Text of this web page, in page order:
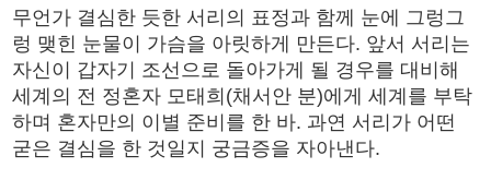
무언가 결심한 듯한 서리의 표정과 함께 눈에 그렁그
렁 맺힌 눈물이 가슴을 아릿하게 만든다. 앞서 서리는
자신이 갑자기 조선으로 돌아가게 될 경우를 대비해
세계의 전 정혼자 모태희(채서안 분)에게 세계를 부탁
하며 혼자만의 이별 준비를 한 바. 과연 서리가 어떤
굳은 결심을 한 것일지 궁금증을 자아낸다.